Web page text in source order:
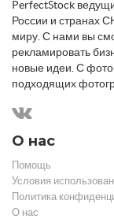
PerfectStock
России и странах
миру. С нами вы
рекламировать
новые идеи. С
подходящих
О нас
Помощь
Условия
Политика
О нас